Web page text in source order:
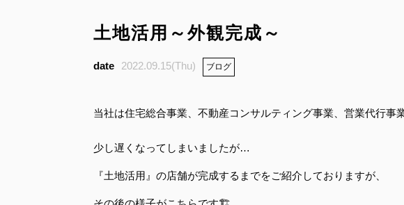
土地活用～外観完成～
2022.09.15(Thu) ブログ
当社は住宅総合事業、不動産コンサルティング事業、営業代行事
少し遅くなってしまいましたが…
『土地活用』の店舗が完成するまでをご紹介しておりますが、